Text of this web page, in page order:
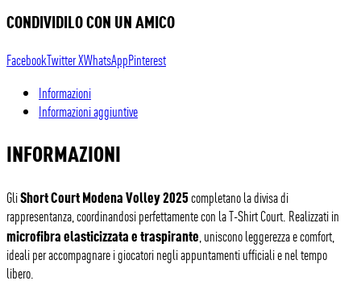
CONDIVIDILO CON UN AMICO
FacebookTwitter XWhatsAppPinterest
Informazioni
Informazioni aggiuntive
INFORMAZIONI
GliShort Court Modena Volley 2025completano la divisa di
rappresentanza, coordinandosi perfettamente con la T-Shirt Court. Realizzati in
microfibra elasticizzata e traspirante , uniscono leggerezza e comfort,
ideali per accompagnare i giocatori negli appuntamenti ufficiali e nel tempo
libero.